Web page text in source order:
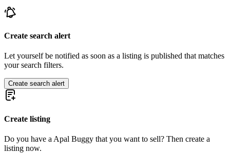
Create search alert
Let yourself be notified as soon as a listing is published that matches
your search filters.
Create search alert
Create listing
Do you have a Apal Buggy that you want to sell? Then create a
listing now.